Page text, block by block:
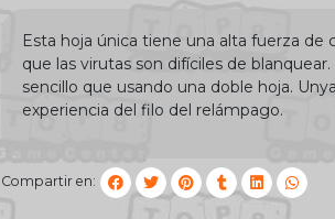
Esta hoja única tiene una alta fuerza
que las virutas son difíciles de
sencillo que usando una doble hoja.
experiencia del filo del relámpago.
Compartir en: